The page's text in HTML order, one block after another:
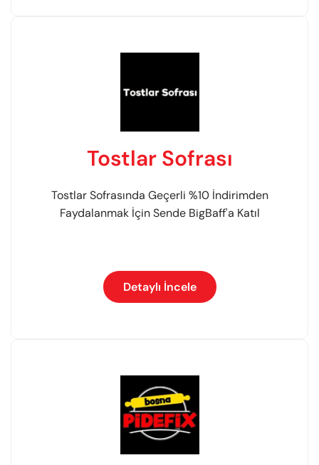
Tostlar Sofrası
Tostlar Sofrasında Geçerli %10 İndirimden
Faydalanmak İçin Sende BigBaff'a Katıl
Detaylı İncele